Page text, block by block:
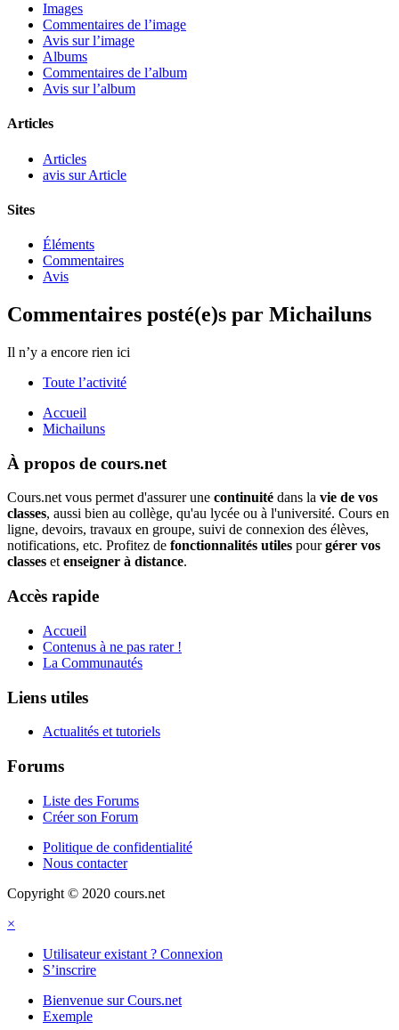
Images
Commentaires de l’image
Avis sur l’image
Albums
Commentaires de l’album
Avis sur l’album
Articles
Articles
avis sur Article
Sites
Éléments
Commentaires
Avis
Commentaires posté(e)s par Michailuns
Il n’y a encore rien ici
Toute l’activité
Accueil
Michailuns
À propos de cours.net
Cours.net vous permet d'assurer une continuité dans la vie de vos
classes, aussi bien au collège, qu'au lycée ou à l'université. Cours en
ligne, devoirs, travaux en groupe, suivi de connexion des élèves,
notifications, etc. Profitez de fonctionnalités utiles pourgérer vos
classes etenseigner à distance.
Accès rapide
Accueil
Contenus à ne pas rater !
La Communautés
Liens utiles
Actualités et tutoriels
Forums
Liste des Forums
Créer son Forum
Politique de confidentialité
Nous contacter
Copyright © 2020 cours.net
×
Utilisateur existant ? Connexion
S’inscrire
Bienvenue sur Cours.net
Exemple